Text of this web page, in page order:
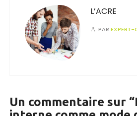
L’ACRE
PAREXPERT-
Un commentaire sur “